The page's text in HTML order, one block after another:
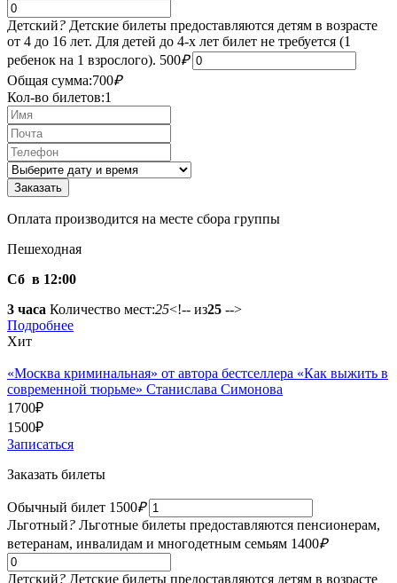
Детский? Детские билеты предоставляются детям в возрасте
от 4 до 16 лет. Для детей до 4-х лет билет не требуется (1
ребенок на 1 взрослого). 500₽
Общая сумма:700₽
Кол-во билетов:1
Оплата производится на месте сбора группы
Пешеходная
Сб в 12:00
3 часа Количество мест:25<!-- из25 -->
Подробнее
Хит
«Москва криминальная» от автора бестселлера «Как выжить в
современной тюрьме» Станислава Симонова
1700₽
1500₽
Записаться
Заказать билеты
Обычный билет 1500₽
Льготный? Льготные билеты предоставляются пенсионерам,
ветеранам, инвалидам и многодетным семьям 1400₽
Детский? Детские билеты предоставляются детям в возрасте